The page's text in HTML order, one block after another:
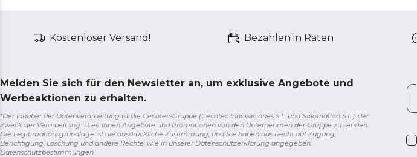
Kostenloser Versand! Bezahlen in Raten
Melden Sie sich für den Newsletter an, um exklusive Angebote und
Werbeaktionen zu erhalten.
*Der Inhaber der Datenverarbeitung ist die Cecotec-Gruppe (Cecotec Innovaciones S.L. und Solotriatlon S.L.), der
Zweck der Verarbeitung ist es, Ihnen Angebote und Promotionen von den Unternehmen der Gruppe zu senden.
Die Legitimationsgrundlage ist die ausdrückliche Zustimmung, und Sie haben das Recht auf Zugang,
Berichtigung, Löschung und andere Rechte, wie in unserer Datenschutzerklärung angegeben.
Datenschutzbestimmungen